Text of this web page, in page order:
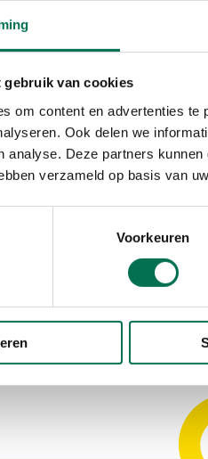
gebruik van cookies
om content en advertenties
Ook delen we
analyse. Deze partners
verzameld op basis van
Voorkeuren